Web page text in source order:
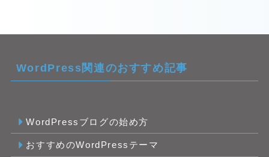
WordPress関連のおすすめ記事
WordPressブログの始め方
おすすめのWordPressテーマ